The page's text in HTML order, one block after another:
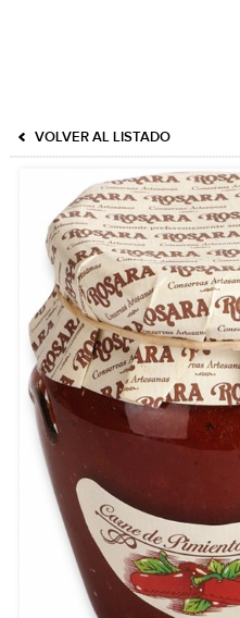
VOLVER AL LISTADO